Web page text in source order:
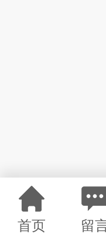
首页 留